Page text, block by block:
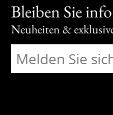
Bleiben Sie
Neuheiten &